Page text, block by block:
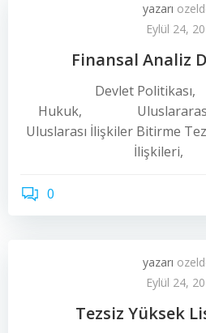
yazarı
Eylül 24,
Finansal Analiz
Devlet
Hukuk,
Uluslarası İlişkiler
0
yazarı
Eylül 24,
Tezsiz Yüksek